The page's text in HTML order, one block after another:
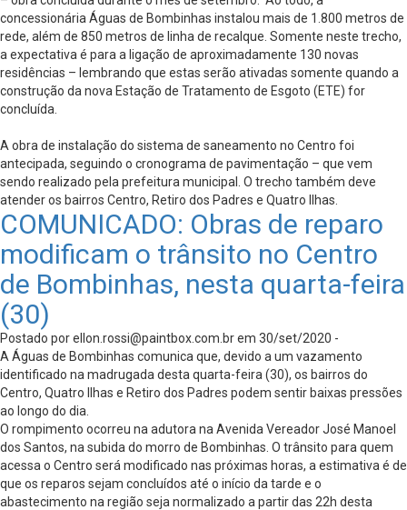
concessionária Águas de Bombinhas instalou mais de 1.800 metros de
rede, além de 850 metros de linha de recalque. Somente neste trecho,
a expectativa é para a ligação de aproximadamente 130 novas
residências – lembrando que estas serão ativadas somente quando a
construção da nova Estação de Tratamento de Esgoto (ETE) for
concluída.
A obra de instalação do sistema de saneamento no Centro foi
antecipada, seguindo o cronograma de pavimentação – que vem
sendo realizado pela prefeitura municipal. O trecho também deve
atender os bairros Centro, Retiro dos Padres e Quatro Ilhas.
COMUNICADO: Obras de reparo
modificam o trânsito no Centro
de Bombinhas, nesta quarta-feira
(30)
Postado porellon.rossi@paintbox.com.brem 30/set/2020 -
A Águas de Bombinhas comunica que, devido a um vazamento
identificado na madrugada desta quarta-feira (30), os bairros do
Centro, Quatro Ilhas e Retiro dos Padres podem sentir baixas pressões
ao longo do dia.
O rompimento ocorreu na adutora na Avenida Vereador José Manoel
dos Santos, na subida do morro de Bombinhas. O trânsito para quem
acessa o Centro será modificado nas próximas horas, a estimativa é de
que os reparos sejam concluídos até o início da tarde e o
abastecimento na região seja normalizado a partir das 22h desta